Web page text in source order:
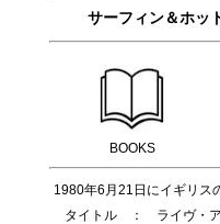
サーフィン＆ホッ
BOOKS
1980年6月21日にイギリス
タイトル ： ライヴ・ア